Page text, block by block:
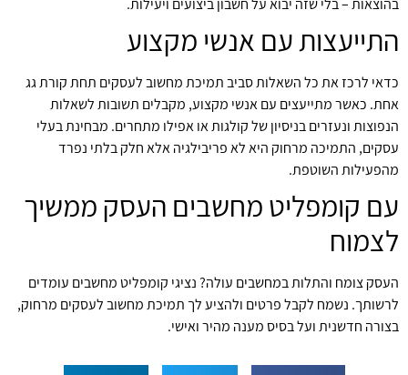
בהוצאות – בלי שזה יבוא על חשבון ביצועים ויעילות.
התייעצות עם אנשי מקצוע
כדאי לרכז את כל השאלות סביב תמיכת מחשוב לעסקים תחת קורת גג
אחת. כאשר מתייעצים עם אנשי מקצוע, מקבלים תשובות לשאלות
הנפוצות ונעזרים בניסיון של קולגות או אפילו מתחרים. מבחינת בעלי
עסקים, התמיכה מרחוק היא לא פריבילגיה אלא חלק בלתי נפרד
מהפעילות השוטפת.
עם קומפליט מחשבים העסק ממשיך
לצמוח
העסק צומח והתלות במחשבים עולה? נציגי קומפליט מחשבים עומדים
לרשותך. נשמח לקבל פרטים ולהציע לך תמיכת מחשוב לעסקים מרחוק,
בצורה חדשנית ועל בסיס מענה מהיר ואישי.